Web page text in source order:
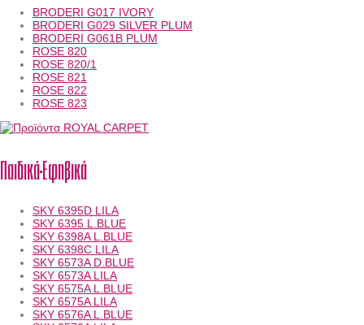
BRODERI G017 IVORY
BRODERI G029 SILVER PLUM
BRODERI G061B PLUM
ROSE 820
ROSE 820/1
ROSE 821
ROSE 822
ROSE 823
Παιδικά-Εφηβικά
SKY 6395D LILA
SKY 6395 L.BLUE
SKY 6398A L.BLUE
SKY 6398C LILA
SKY 6573A D.BLUE
SKY 6573A LILA
SKY 6575A L.BLUE
SKY 6575A LILA
SKY 6576A L.BLUE